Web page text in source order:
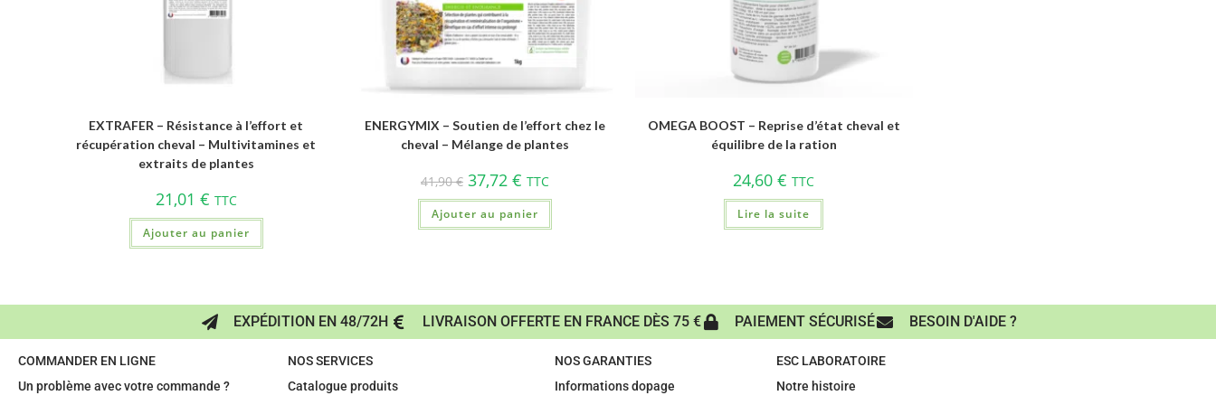
EXTRAFER – Résistance à l’effort et
récupération cheval – Multivitamines et
extraits de plantes
21,01 € TTC
Ajouter au panier
ENERGYMIX – Soutien de l’effort chez le
cheval – Mélange de plantes
41,90€ 37,72 € TTC
Ajouter au panier
OMEGA BOOST – Reprise d’état cheval et
équilibre de la ration
24,60€ TTC
Lire la suite
EXPÉDITION EN 48/72H LIVRAISON OFFERTE EN FRANCE DÈS 75 € PAIEMENT SÉCURISÉ BESOIN D'AIDE ?
COMMANDER EN LIGNE
Un problème avec votre commande ?
NOS SERVICES
Catalogue produits
NOS GARANTIES
Informations dopage
ESC LABORATOIRE
Notre histoire